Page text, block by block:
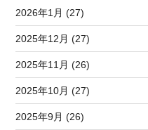
2026年1月 (27)
2025年12月 (27)
2025年11月 (26)
2025年10月 (27)
2025年9月 (26)